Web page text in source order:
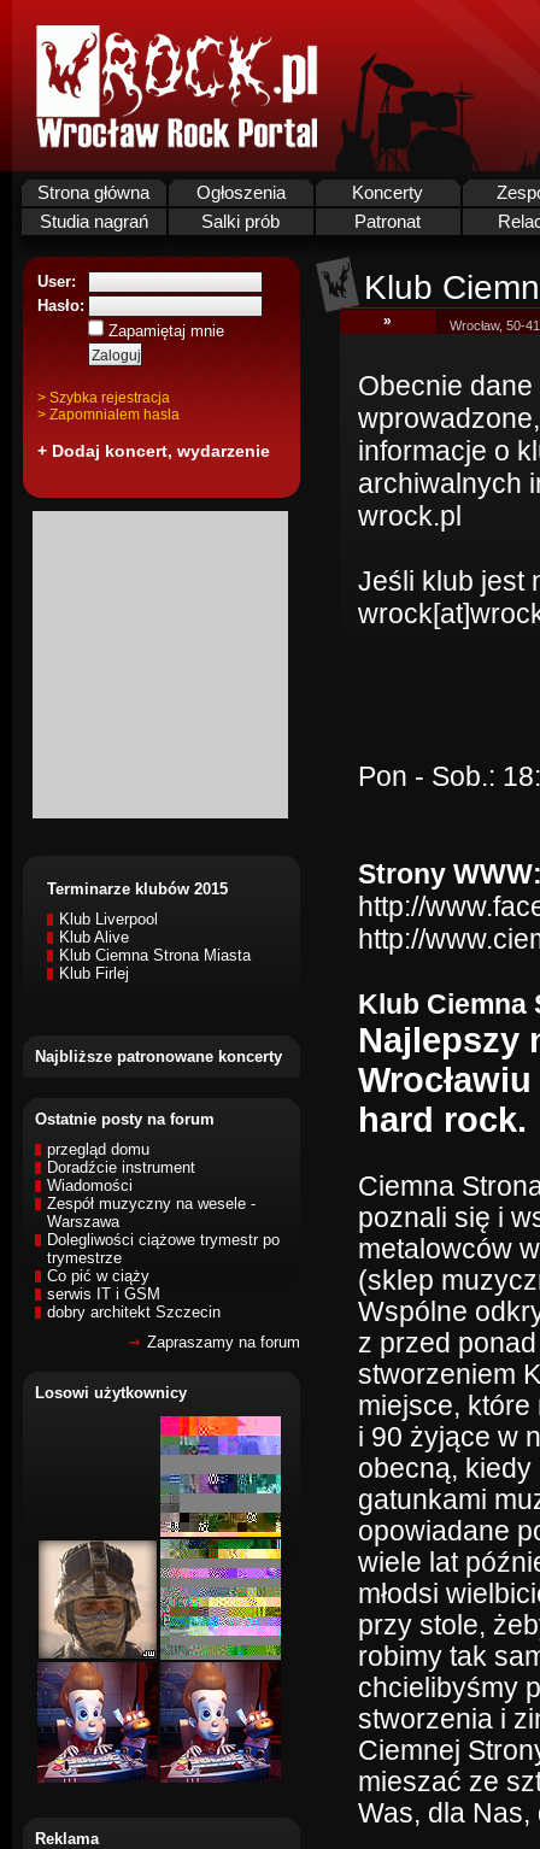
Strona główna Ogłoszenia Koncerty
Studia nagrań
Salki prób Patronat
User:
Hasło:
Zapamiętaj mnie
> Szybka rejestracja
> Zapomnialem hasla
+ Dodaj koncert, wydarzenie
Terminarze klubów 2015
Klub Liverpool
Klub Alive
Klub Ciemna Strona Miasta
Klub Firlej
Najbliższe patronowane koncerty
Ostatnie posty na forum
przegląd domu
Doradźcie instrument
Wiadomości
Zespół muzyczny na wesele -
Warszawa
Dolegliwości ciążowe trymestr po
trymestrze
Co pić w ciąży
serwis IT i GSM
dobry architekt Szczecin
Zapraszamy na forum
Losowi użytkownicy
Reklama
Klub
» Wrocław, 50-
Obecnie dane
informacje o
archiwalnych
wrock.pl
Jeśli klub jest
Pon - Sob.:
Strony
http://
http://
Klub Ciemna
Najlepszy
hard rock.
Ciemna
poznali się i
metalowców
(sklep
Wspólne
z przed
stworzeniem
miejsce, które
i 90 żyjące w
obecną, kiedy
gatunkami
opowiadane
wiele lat
młodsi
przy stole,
robimy tak
chcielibyśmy
stworzenia i
Ciemnej
mieszać ze
Was, dla